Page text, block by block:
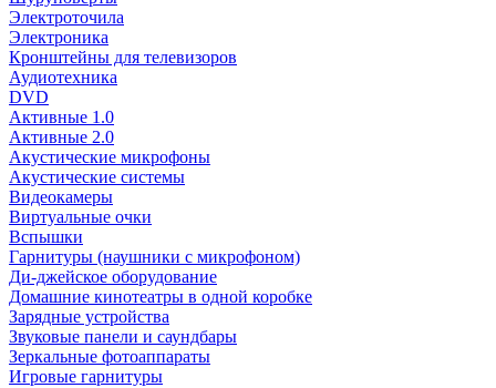
Электроточила
Электроника
Кронштейны для телевизоров
Аудиотехника
DVD
Активные 1.0
Активные 2.0
Акустические микрофоны
Акустические системы
Видеокамеры
Виртуальные очки
Вспышки
Гарнитуры (наушники с микрофоном)
Ди-джейское оборудование
Домашние кинотеатры в одной коробке
Зарядные устройства
Звуковые панели и саундбары
Зеркальные фотоаппараты
Игровые гарнитуры